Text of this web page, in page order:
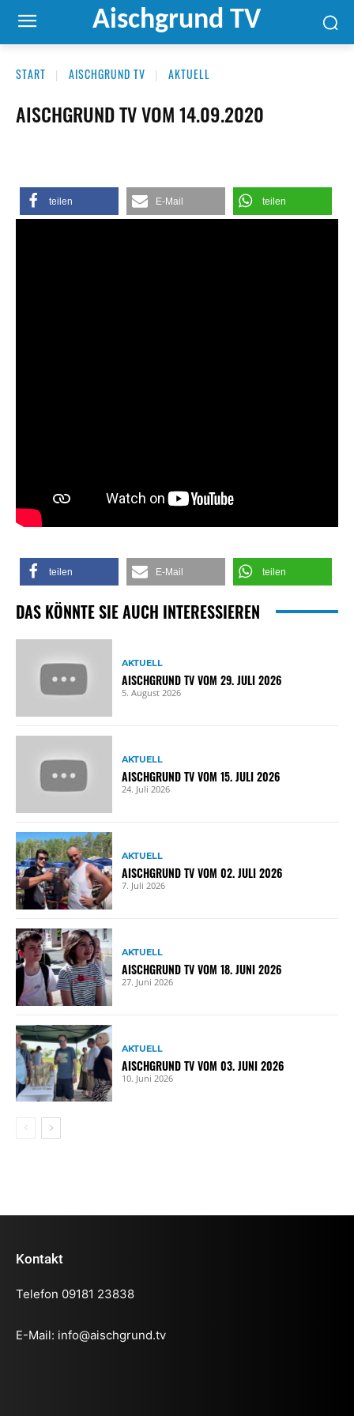
Aischgrund TV
START AISCHGRUND TV AKTUELL
AISCHGRUND TV VOM 14.09.2020
teilen E-Mail teilen
teilen E-Mail teilen
DAS KÖNNTE SIE AUCH INTERESSIEREN
AKTUELL
AISCHGRUND TV VOM 29. JULI 2026
5. August 2026
AKTUELL
AISCHGRUND TV VOM 15. JULI 2026
24. Juli 2026
AKTUELL
AISCHGRUND TV VOM 02. JULI 2026
7. Juli 2026
AKTUELL
AISCHGRUND TV VOM 18. JUNI 2026
27. Juni 2026
AKTUELL
AISCHGRUND TV VOM 03. JUNI 2026
10. Juni 2026
Kontakt
Telefon 09181 23838
E-Mail: info@aischgrund.tv